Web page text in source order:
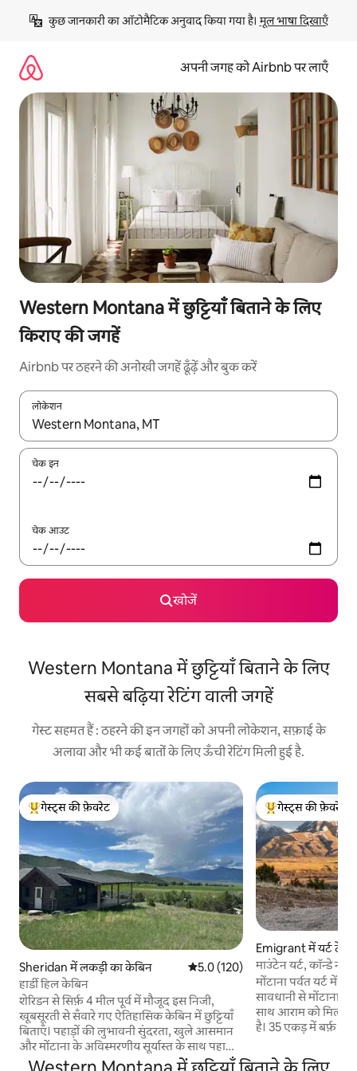
छोड़कर
कॉन्टेंट
कुछ जानकारी का ऑटोमैटिक अनुवाद किया गया है। मूल भाषा दिखाएँ
अपनी जगह को Airbnb पर लाएँ
Western Montana में छुट्टियाँ बिताने के लिए
किराए की जगहें
Airbnb पर ठहरने की अनोखी जगहें ढूँढ़ें और बुक करें
लोकेशन
नतीजों के उपलब्ध होने पर, अप और डाउन 'ऐरो की' का इस्तेमाल करके नेविगेट
चेक इन
चेक आउट
खोजें
Western Montana में छुट्टियाँ बिताने के लिए
सबसे बढ़िया रेटिंग वाली जगहें
गेस्ट सहमत हैं : ठहरने की इन जगहों को अपनी लोकेशन, सफ़ाई के
अलावा और भी कई बातों के लिए ऊँची रेटिंग मिली हुई है.
गेस्ट्स का टॉप फ़ेवरेट
गेस्ट्स की फ़ेवरेट
Sheridan में लकड़ी का केबिन औसत रेटिंग 5 में से 5.0, 120 समीक्षाएँ
5.0 (120)
हार्डी हिल केबिन
शेरिडन से सिर्फ़ 4 मील पूर्व में मौजूद इस निजी,
खूबसूरती से सँवारे गए ऐतिहासिक केबिन में छुट्टियाँ
बिताएँ। पहाड़ों की लुभावनी सुंदरता, खुले आसमान
और मोंटाना के अविस्मरणीय सूर्यास्त के साथ पहाड़ों
की तलहटी में बसा यह ठिकाना, आराम फ़रमाने और
गेस्ट्स का टॉप फ़ेवरेट
गेस्ट्स की फ़ेवरेट
Emigrant में यर्ट टेंट
माउंटेन यर्ट, कॉन्डे
मोंटाना पर्वत यर्ट में
सावधानी से मोंटाना
साथ आराम को मिलाने
है। 35 एकड़ में बर्फ़ से
करता है! आपको